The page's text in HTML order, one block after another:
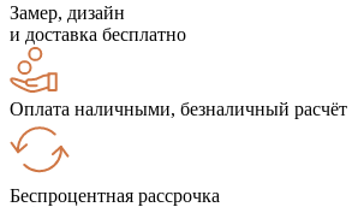
Замер, дизайн
и доставка бесплатно
Оплата наличными, безналичный расчёт
Беспроцентная рассрочка